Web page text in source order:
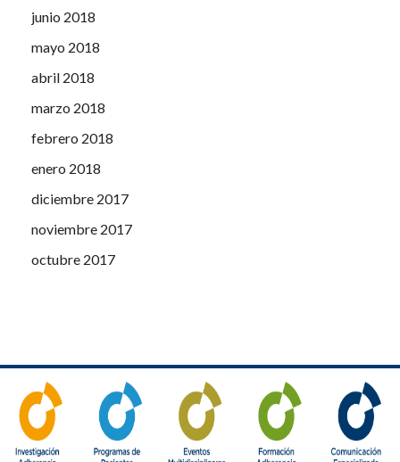
junio 2018
mayo 2018
abril 2018
marzo 2018
febrero 2018
enero 2018
diciembre 2017
noviembre 2017
octubre 2017